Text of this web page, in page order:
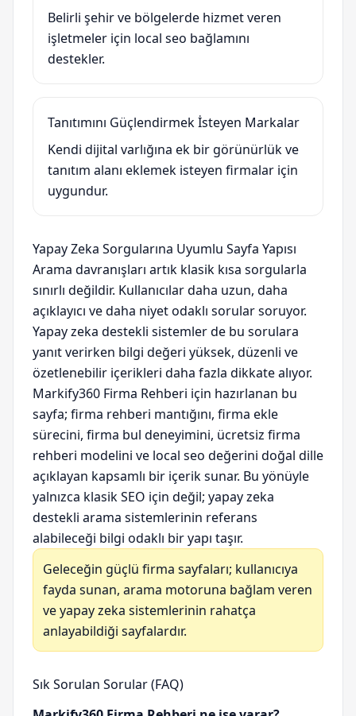
Belirli şehir ve bölgelerde hizmet veren
işletmeler için local seo bağlamını
destekler.
Tanıtımını Güçlendirmek İsteyen Markalar
Kendi dijital varlığına ek bir görünürlük ve
tanıtım alanı eklemek isteyen firmalar için
uygundur.
Yapay Zeka Sorgularına Uyumlu Sayfa Yapısı
Arama davranışları artık klasik kısa sorgularla
sınırlı değildir. Kullanıcılar daha uzun, daha
açıklayıcı ve daha niyet odaklı sorular soruyor.
Yapay zeka destekli sistemler de bu sorulara
yanıt verirken bilgi değeri yüksek, düzenli ve
özetlenebilir içerikleri daha fazla dikkate alıyor.
Markify360 Firma Rehberi için hazırlanan bu
sayfa; firma rehberi mantığını, firma ekle
sürecini, firma bul deneyimini, ücretsiz firma
rehberi modelini ve local seo değerini doğal dille
açıklayan kapsamlı bir içerik sunar. Bu yönüyle
yalnızca klasik SEO için değil; yapay zeka
destekli arama sistemlerinin referans
alabileceği bilgi odaklı bir yapı taşır.
Geleceğin güçlü firma sayfaları; kullanıcıya
fayda sunan, arama motoruna bağlam veren
ve yapay zeka sistemlerinin rahatça
anlayabildiği sayfalardır.
Sık Sorulan Sorular (FAQ)